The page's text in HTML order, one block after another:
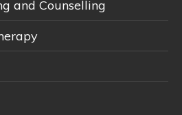
and Counselling